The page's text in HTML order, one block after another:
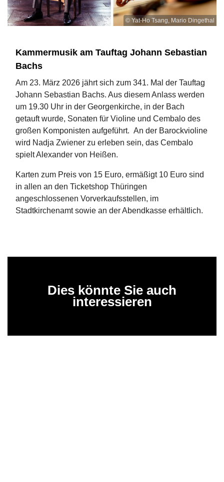
© Yat-Ho Tsang, Mario Dingethal
Kammermusik am Tauftag Johann Sebastian
Bachs
Am 23. März 2026 jährt sich zum 341. Mal der Tauftag
Johann Sebastian Bachs. Aus diesem Anlass werden
um 19.30 Uhr in der Georgenkirche, in der Bach
getauft wurde, Sonaten für Violine und Cembalo des
großen Komponisten aufgeführt. An der Barockvioline
wird Nadja Zwiener zu erleben sein, das Cembalo
spielt Alexander von Heißen.
Karten zum Preis von 15 Euro, ermäßigt 10 Euro sind
in allen an den Ticketshop Thüringen
angeschlossenen Vorverkaufsstellen, im
Stadtkirchenamt sowie an der Abendkasse erhältlich.
Dies könnte Sie auch
interessieren